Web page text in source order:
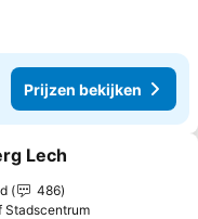
Prijzen bekijken
aan favorieten
Lech
486
Stadscentrum